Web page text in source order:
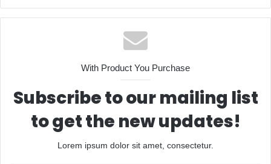
With Product You Purchase
Subscribe to our mailing list
to get the new updates!
Lorem ipsum dolor sit amet, consectetur.